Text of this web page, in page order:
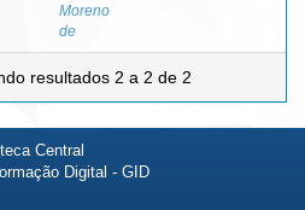
Moreno
de
resultados 2 a 2 de 2
Central
Digital - GID